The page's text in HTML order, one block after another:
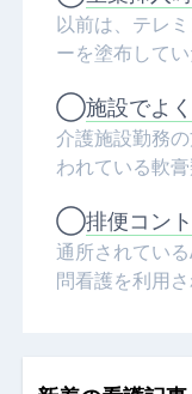
以前は、テレ
ーを塗布して
◯施設でよ
介護施設勤務
われている軟
◯排便コン
通所されてい
問看護を利用